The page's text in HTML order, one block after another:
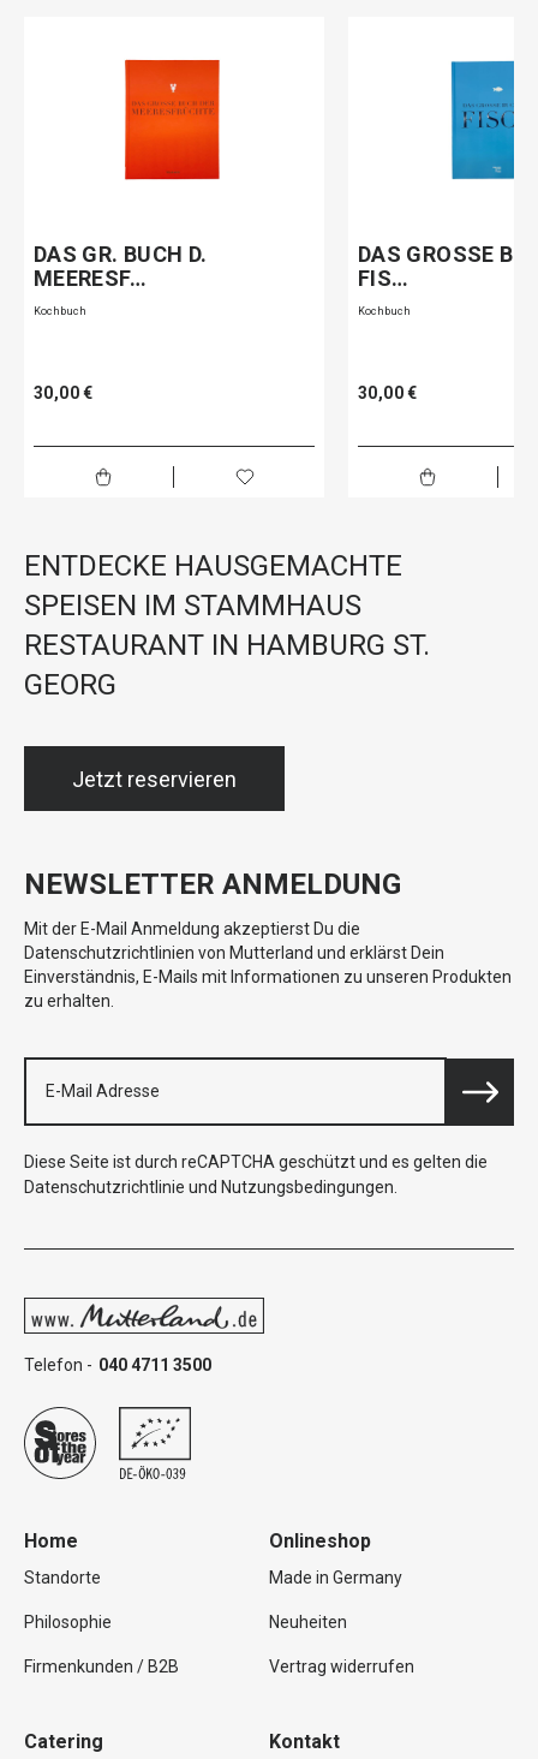
DAS GR. BUCH D.
MEERESF…
Kochbuch
30,00 €
DAS GROSSE
FIS…
Kochbuch
30,00 €
ENTDECKE HAUSGEMACHTE
SPEISEN IM STAMMHAUS
RESTAURANT IN HAMBURG ST.
GEORG
Jetzt reservieren
NEWSLETTER ANMELDUNG
Mit der E-Mail Anmeldung akzeptierst Du die
Datenschutzrichtlinien von Mutterland und erklärst Dein
Einverständnis, E-Mails mit Informationen zu unseren Produkten
zu erhalten.
Diese Seite ist durch reCAPTCHA geschützt und es gelten die
Datenschutzrichtlinie und Nutzungsbedingungen
Telefon - 040 4711 3500
Home
Standorte
Philosophie
Firmenkunden / B2B
Onlineshop
Made in Germany
Neuheiten
Vertrag widerrufen
Catering Kontakt